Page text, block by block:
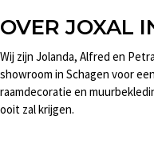
OVER JOXAL
Wij zijn Jolanda, Alfred en
showroom in Schagen voor
raamdecoratie en
ooit zal krijgen.